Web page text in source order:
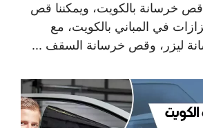
خرسانة بالكويت، ويمكننا قص
في المباني بالكويت، مع
ليزر، وقص خرسانة السقف ...